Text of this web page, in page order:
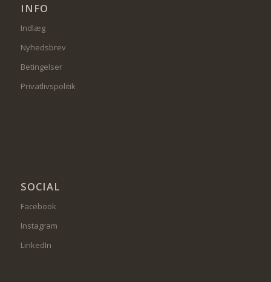
INFO
Indlæg
Nyhedsbrev
Betingelser
Privatlivspolitik
SOCIAL
Facebook
Instagram
LinkedIn